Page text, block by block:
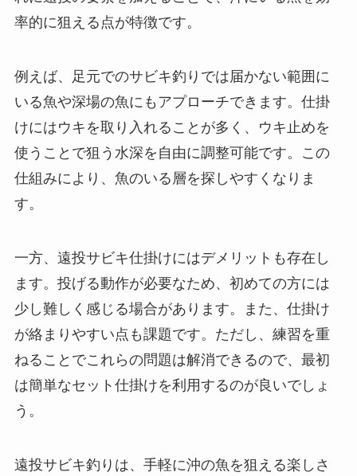
率的に狙える点が特徴です。
例えば、足元でのサビキ釣りでは届かない範囲に
いる魚や深場の魚にもアプローチできます。仕掛
けにはウキを取り入れることが多く、ウキ止めを
使うことで狙う水深を自由に調整可能です。この
仕組みにより、魚のいる層を探しやすくなりま
す。
一方、遠投サビキ仕掛けにはデメリットも存在し
ます。投げる動作が必要なため、初めての方には
少し難しく感じる場合があります。また、仕掛け
が絡まりやすい点も課題です。ただし、練習を重
ねることでこれらの問題は解消できるので、最初
は簡単なセット仕掛けを利用するのが良いでしょ
う。
遠投サビキ釣りは、手軽に沖の魚を狙える楽しさ